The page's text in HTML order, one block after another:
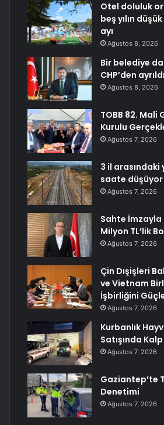
Otel doluluk
beş yılın
ayı
Ağustos 8, 2026
Bir belediye
CHP’den ayrıldı
Ağustos 8, 2026
TOBB 82. Mali
Kurulu
Ağustos 7, 2026
3 il arasındaki
saate düşüyor
Ağustos 7, 2026
Sahte İmzayla
Milyon TL’lik
Ağustos 7, 2026
Çin Dışişleri
ve Vietnam
İşbirliğini
Ağustos 7, 2026
Kurbanlık
Satışında
Ağustos 7, 2026
Gaziantep’te
Denetimi
Ağustos 7, 2026